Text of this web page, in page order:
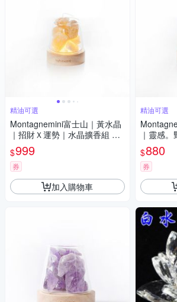
精油可選
Montagnemini富士山｜黃水晶
｜招財Ｘ運勢｜水晶擴香組 精
油可選
$999
券
加入購物車
精油可選
｜靈感
油可選
$880
券